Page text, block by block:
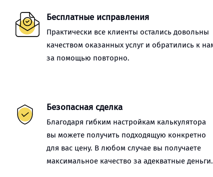
Бесплатные исправления
Практически все клиенты остались довольны
качеством оказанных услуг и обратились к
за помощью повторно.
Безопасная сделка
Благодаря гибким настройкам калькулятора
вы можете получить подходящую конкретно
для вас цену. В любом случае вы получаете
максимальное качество за адекватные деньги.